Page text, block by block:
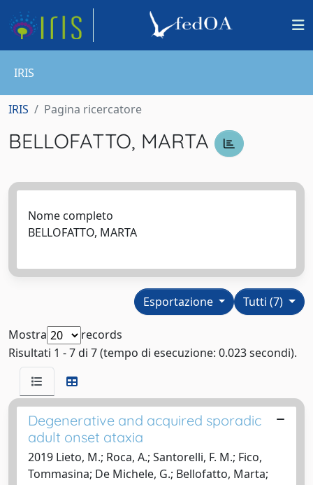
IRIS
IRIS Pagina ricercatore
BELLOFATTO, MARTA
Nome completo
BELLOFATTO, MARTA
Tutti (7)
Esportazione
Mostra
records
Risultati 1 - 7 di 7 (tempo di esecuzione: 0.023 secondi).
Degenerative and acquired sporadic
adult onset ataxia
2019 Lieto, M.; Roca, A.; Santorelli, F. M.; Fico,
Tommasina; De Michele, G.; Bellofatto, Marta;